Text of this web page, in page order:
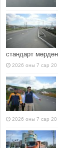
стандарт
2026 оны 7 сар 20
2026 оны 7 сар 20